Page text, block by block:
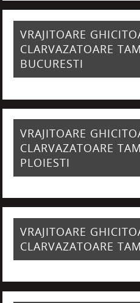
VRAJITOARE
CLARVAZATOARE
BUCURESTI
VRAJITOARE
CLARVAZATOARE
PLOIESTI
VRAJITOARE
CLARVAZATOARE